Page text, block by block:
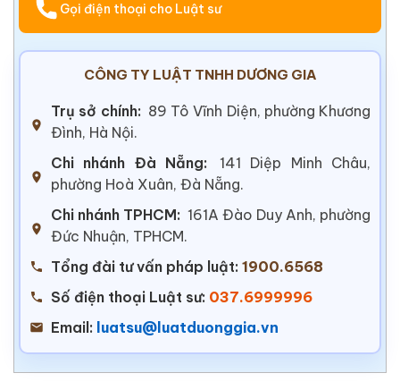
Gọi điện thoại cho Luật sư
CÔNG TY LUẬT TNHH DƯƠNG GIA
Trụ sở chính: 89 Tô Vĩnh Diện, phường Khương
Đình, Hà Nội.
Chi nhánh Đà Nẵng:
141 Diệp Minh Châu,
phường Hoà Xuân, Đà Nẵng.
Chi nhánh TPHCM: 161A Đào Duy Anh, phường
Đức Nhuận, TPHCM.
Tổng đài tư vấn pháp luật: 1900.6568
Số điện thoại Luật sư: 037.6999996
Email: luatsu@luatduonggia.vn